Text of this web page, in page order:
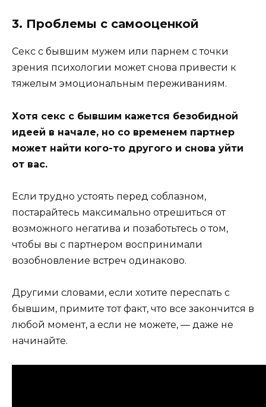
3. Проблемы с самооценкой
Секс с бывшим мужем или парнем с точки
зрения психологии может снова привести к
тяжелым эмоциональным переживаниям.
Хотя секс с бывшим кажется безобидной
идеей в начале, но со временем партнер
может найти кого-то другого и снова уйти
от вас.
Если трудно устоять перед соблазном,
постарайтесь максимально отрешиться от
возможного негатива и позаботьтесь о том,
чтобы вы с партнером воспринимали
возобновление встреч одинаково.
Другими словами, если хотите переспать с
бывшим, примите тот факт, что все закончится в
любой момент, а если не можете, — даже не
начинайте.